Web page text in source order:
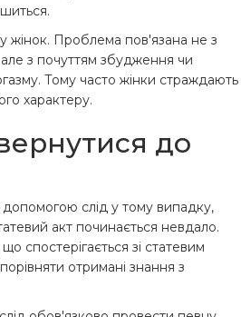
у жінок. Проблема пов'язана не з
з почуттям збудження чи
Тому часто жінки страждають
характеру.
до
слід у тому випадку,
акт починається невдало.
спостерігається зі статевим
отримані знання з